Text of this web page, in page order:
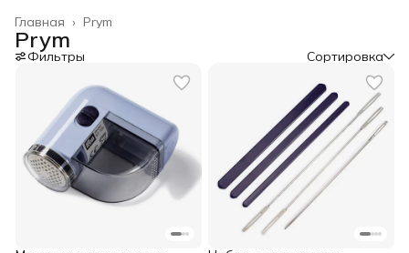
Prym
Главная ›
Prym
Фильтры Сортировка